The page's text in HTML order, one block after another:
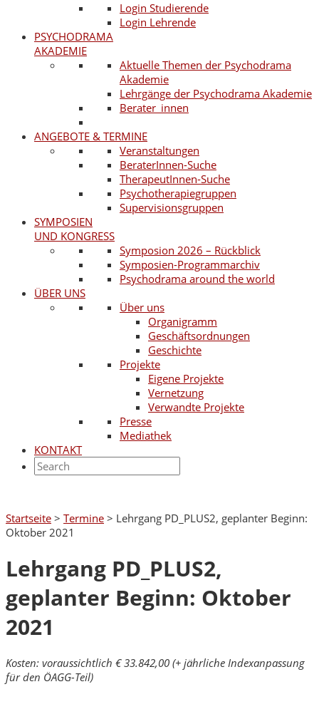
Login Studierende
Login Lehrende
PSYCHODRAMA
AKADEMIE
Aktuelle Themen der Psychodrama
Akademie
Lehrgänge der Psychodrama Akademie
Berater_innen
ANGEBOTE & TERMINE
Veranstaltungen
BeraterInnen-Suche
TherapeutInnen-Suche
Psychotherapiegruppen
Supervisionsgruppen
SYMPOSIEN
UND KONGRESS
Symposion 2026 – Rückblick
Symposien-Programmarchiv
Psychodrama around the world
ÜBER UNS
Über uns
Organigramm
Geschäftsordnungen
Geschichte
Projekte
Eigene Projekte
Vernetzung
Verwandte Projekte
Presse
Mediathek
KONTAKT
Startseite > Termine > Lehrgang PD_PLUS2, geplanter Beginn:
Oktober 2021
Lehrgang PD_PLUS2,
geplanter Beginn: Oktober
2021
Kosten: voraussichtlich € 33.842,00 (+ jährliche Indexanpassung
für den ÖAGG-Teil)